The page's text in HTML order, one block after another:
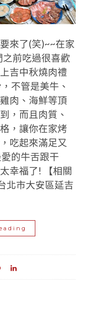
來了(笑)~~在家
前吃過很喜歡
吉中秋燒肉禮
不管是美牛、
肉、海鮮等頂
，而且肉質、
，讓你在家烤
吃起來滿足又
的牛舌跟干
幸福了! 【相關
北市大安區延吉